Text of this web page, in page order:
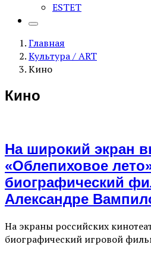
ESTET
Главная
Культура / ART
Кино
Кино
На широкий экран
«Облепиховое
биографический
Александре
На экраны российских
биографический игровой